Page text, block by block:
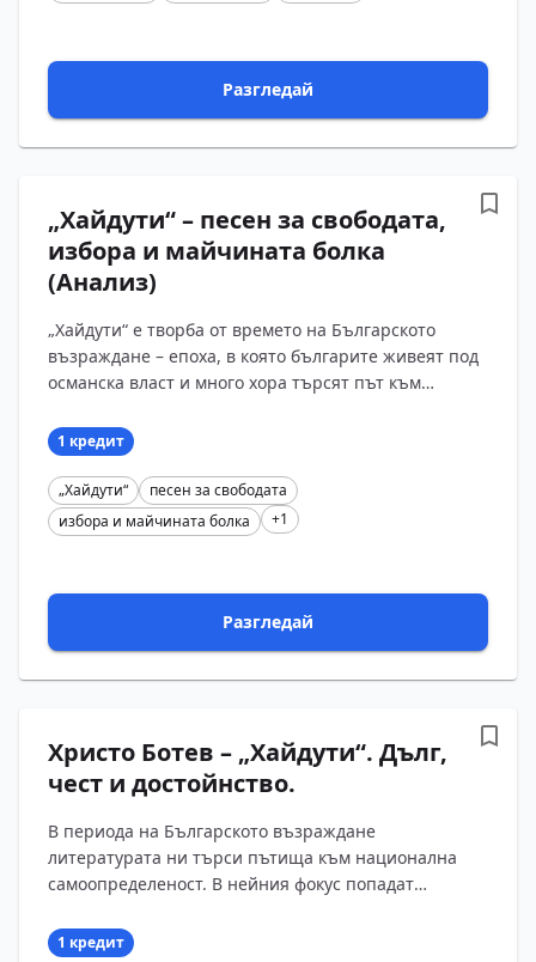
Разгледай
„Хайдути“ – песен за свободата,
избора и майчината болка
(Анализ)
„Хайдути“ е творба от времето на Българското
възраждане – епоха, в която българите живеят под
османска власт и много хора търсят път към
спомени...
1 кредит
„Хайдути“
песен за свободата
избора и майчината болка
+1
Разгледай
Христо Ботев – „Хайдути“. Дълг,
чест и достойнство.
В периода на Българското възраждане
литературата ни търси пътища към национална
самоопределеност. В нейния фокус попадат
живота и смъртта. Дава?...
1 кредит